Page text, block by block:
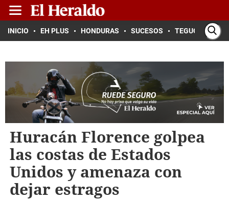
INICIO EH PLUS HONDURAS SUCESOS TEGUCIGALPA
Huracán Florence golpea
las costas de Estados
Unidos y amenaza con
dejar estragos